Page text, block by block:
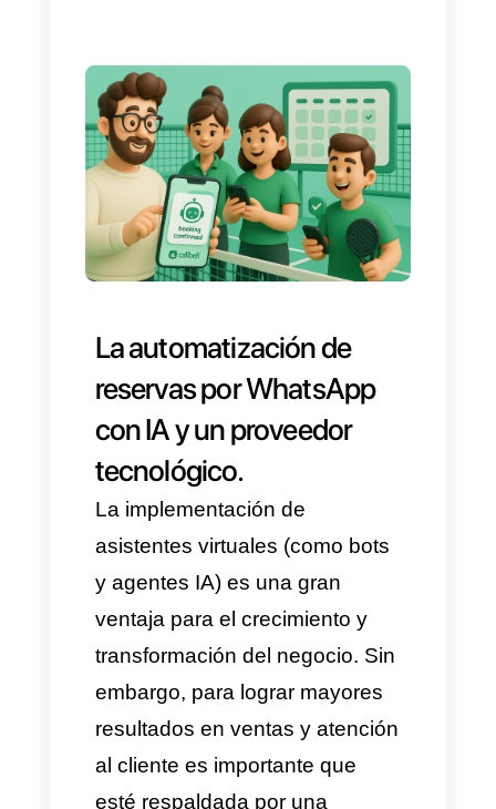
en la agenda?
Esperar a que los clientes
escriban para ocupar los
espacios libres que hay en la
agenda es una estrategia poco
de reservas por WhatsApp con
IA, es posible adoptar un
enfoque proactivo a través de
tres tácticas:
Envíos masivos
segmentados:
negocio identifica que no hay
alta demanda en ciertos días,
lasplantillas aprobadas por
Metason una excelente